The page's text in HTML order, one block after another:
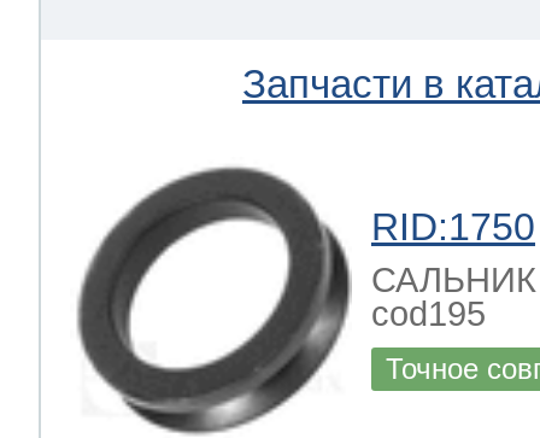
Запчасти в
RID:1750
САЛЬНИК
cod195
Точное